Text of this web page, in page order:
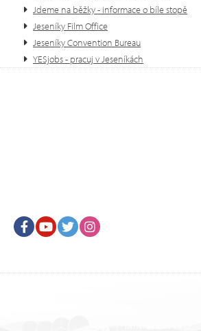
Jdeme na běžky - informace o bíle stopě
Jeseníky Film Office
Jeseníky Convention Bureau
YESjobs - pracuj v Jeseníkách
FacebookYoutubeTwitter